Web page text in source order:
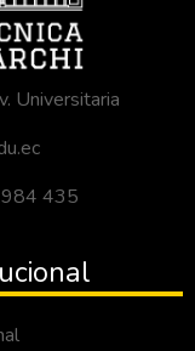
Universitaria
435